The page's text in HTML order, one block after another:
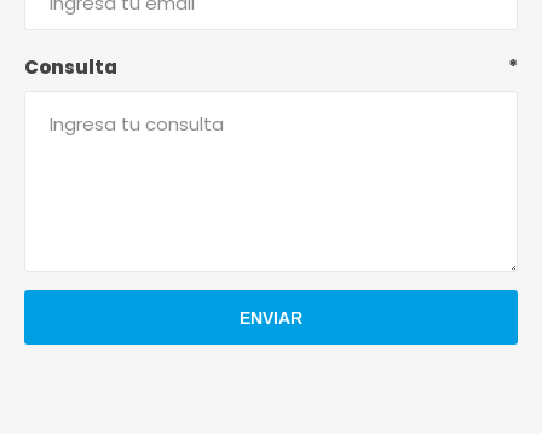
Consulta *